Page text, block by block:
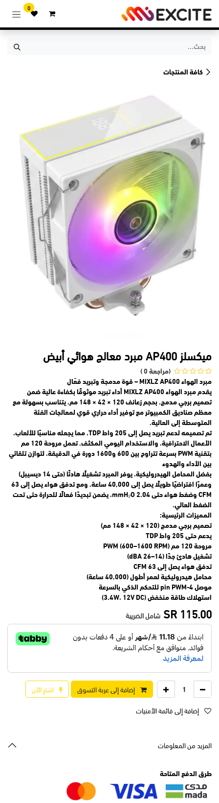
0
كافة المنتجات
ميكسلز AP400 مبرد معالج هوائي أبيض
(مراجعة 0 )
مبرد الهواء MIXLZ AP400 – قوة مدمجة وتبريد فعّال
يقدم مبرد الهواء MIXLZ AP400 أداء تبريد موثوقًا بكفاءة عالية ضمن
تصميم برجي مدمج. بحجم زعانف 120 × 42 × 148 مم، يتناسب بسهولة مع
معظم صناديق الكمبيوتر مع توفير أداء حراري قوي لمعالجات الفئة
المتوسطة إلى العالية.
تم تصميمه لدعم تبريد يصل إلى 205 واط TDP، مما يجعله مناسبًا للألعاب،
الأعمال الاحترافية، والاستخدام اليومي المكثف. تعمل مروحة 120 مم
بتقنية PWM بسرعة تتراوح بين 600 و1600 دورة في الدقيقة، لتوازن تلقائي
بين الأداء والهدوء
بفضل المحامل الهيدروليكية، يوفر المبرد تشغيلًا هادئًا (حتى 14 ديسيبل)
وعمرًا افتراضيًا طويلًا يصل إلى 40,000 ساعة. ومع تدفق هواء يصل إلى 63
CFM وضغط هواء حتى 2.04 mmH₂O، يضمن تبديدًا فعالًا للحرارة حتى تحت
الضغط العالي.
المميزات الرئيسية:
تصميم برجي مدمج (120 × 42 × 148 مم)
يدعم حتى 205 واط TDP
مروحة 120 مم PWM (600–1600 RPM)
تشغيل هادئ جدًا (14–26 dBA)
تدفق هواء يصل إلى 63 CFM
محامل هيدروليكية لعمر أطول (40,000 ساعة)
موصل 4-pin PWM للتحكم الذكي بالسرعة
استهلاك طاقة منخفض (3.4W، 12V DC)
SR115.00 شامل الضريبة
إضافة إلى عربة التسوق
اشترِ الآن
المزيد من المعلومات
طرق الدفع المتاحة